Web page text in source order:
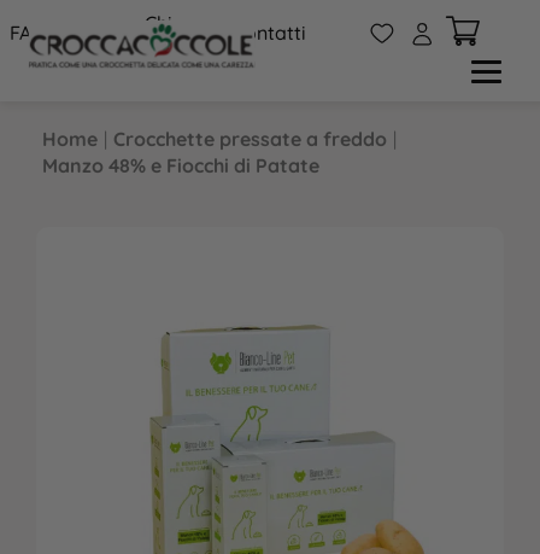
FAQs
Chi
siamo
Contatti W A
Home | Crocchette pressate a freddo |
Manzo 48% e Fiocchi di Patate